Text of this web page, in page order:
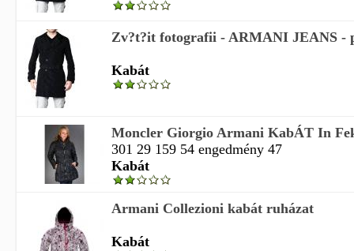
Zv?t?it fotografii - ARMANI JEANS -
Kabát
Moncler Giorgio Armani KabÁT In
301 29 159 54 engedmény 47
Kabát
Armani Collezioni kabát ruházat
Kabát